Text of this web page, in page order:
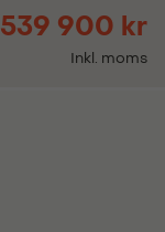
539 900 kr
Inkl. moms